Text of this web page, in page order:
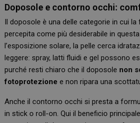
Doposole e contorno occhi:
Il doposole è una delle categorie in cui
percepita come più desiderabile in
l’esposizione solare, la pelle cerca
leggere: spray, latti fluidi e gel possono
purché resti chiaro che il doposole non
fotoprotezione e non ripara una
Anche il contorno occhi si presta a
in stick o roll-on. Qui il beneficio